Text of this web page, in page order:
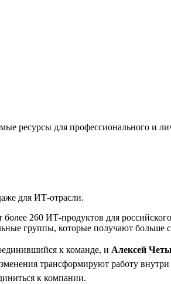
ресурсы для профессионального и
для ИТ-отрасли.
260 ИТ-продуктов для
группы, которые получают
к команде, и Алексей
трансформируют работу
к компании.